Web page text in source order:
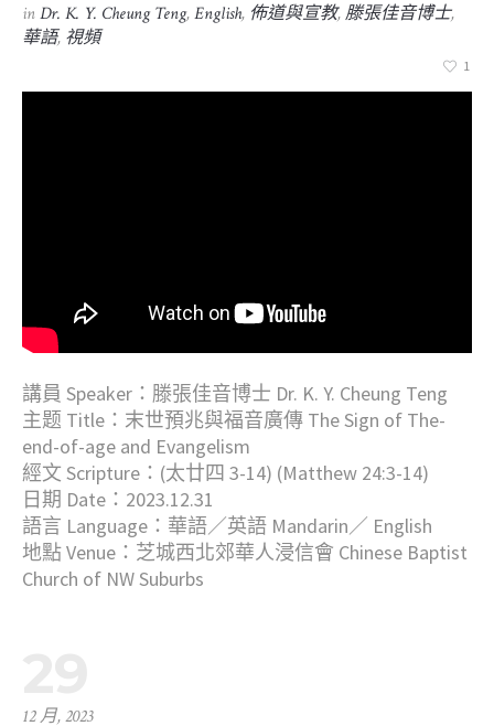
inDr. K. Y. Cheung Teng,English, 佈道與宣教,滕張佳音博士,
華語, 視頻
1
講員 Speaker：滕張佳音博士 Dr. K. Y. Cheung Teng
主题 Title：末世預兆與福音廣傳 The Sign of The-
end-of-age and Evangelism
經文 Scripture：(太廿四 3-14) (Matthew 24:3-14)
日期 Date：2023.12.31
語言 Language：華語／英語 Mandarin／ English
地點 Venue：芝城西北郊華人浸信會 Chinese Baptist
Church of NW Suburbs
12 月, 2023